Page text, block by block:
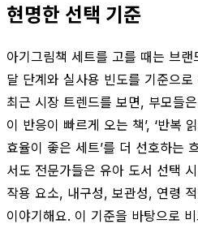
현명한 선택 기준
아기그림책 세트를 고를 때는 브
달 단계와 실사용 빈도를 기준으
최근 시장 트렌드를 보면, 부모들
이 반응이 빠르게 오는 책’, ‘반복
효율이 좋은 세트’를 더 선호하는
서도 전문가들은 유아 도서 선택
작용 요소, 내구성, 보관성, 연령
이야기해요. 이 기준을 바탕으로